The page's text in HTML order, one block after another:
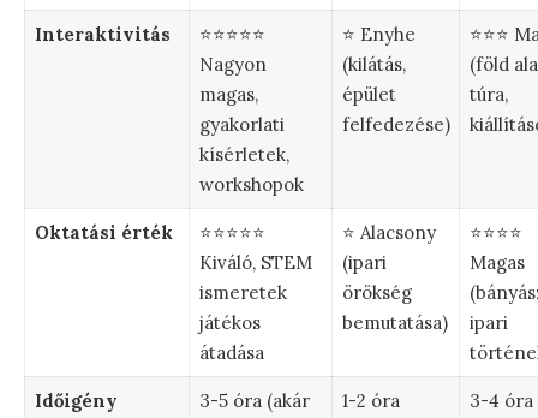
Interaktivitás
⭐⭐⭐⭐⭐
Nagyon
magas,
gyakorlati
kísérletek,
workshopok
⭐ Enyhe
(kilátás,
épület
felfedezése)
⭐⭐⭐
(föld
túra,
Oktatási érték
⭐⭐⭐⭐⭐
Kiváló, STEM
ismeretek
játékos
átadása
⭐ Alacsony
(ipari
örökség
bemutatása)
⭐⭐⭐⭐
Magas
ipari
Időigény
3-5 óra (akár
1-2 óra 3-4 óra